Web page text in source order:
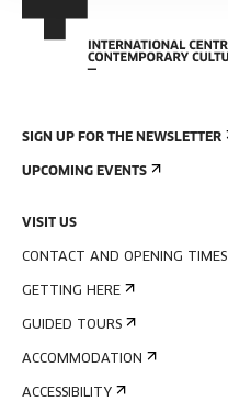
SIGN UP FOR THE NEWSLETTER
UPCOMING EVENTS
VISIT US
CONTACT AND OPENING TIMES
GETTING HERE
GUIDED TOURS
ACCOMMODATION
ACCESSIBILITY